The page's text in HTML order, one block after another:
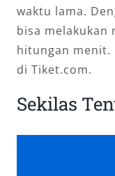
waktu lama.
bisa melakukan
hitungan menit.
di Tiket.com.
Sekilas